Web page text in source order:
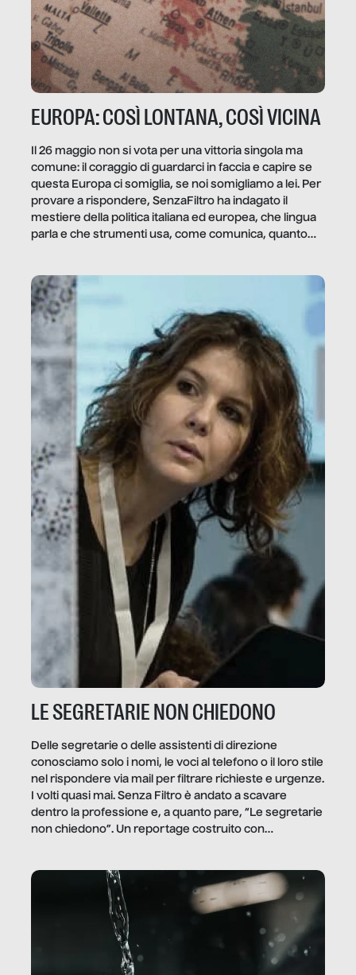
EUROPA: COSÌ LONTANA, COSÌ VICINA
Il 26 maggio non si vota per una vittoria singola ma
comune: il coraggio di guardarci in faccia e capire se
questa Europa ci somiglia, se noi somigliamo a lei. Per
provare a rispondere, SenzaFiltro ha indagato il
mestiere della politica italiana ed europea, che lingua
parla e che strumenti usa, come comunica, quanto
LE SEGRETARIE NON CHIEDONO
Delle segretarie o delle assistenti di direzione
conosciamo solo i nomi, le voci al telefono o il loro stile
nel rispondere via mail per filtrare richieste e urgenze.
I volti quasi mai. Senza Filtro è andato a scavare
dentro la professione e, a quanto pare, “Le segretarie
non chiedono”. Un reportage costruito con